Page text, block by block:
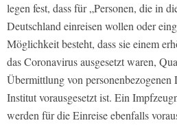
legen fest, dass für „Personen, die in
Deutschland einreisen wollen oder
Möglichkeit besteht, dass sie einem
das Coronavirus ausgesetzt waren,
Übermittlung von
Institut vorausgesetzt ist. Ein
werden für die Einreise ebenfalls